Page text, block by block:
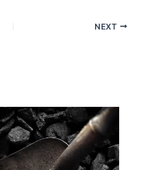
NEXT